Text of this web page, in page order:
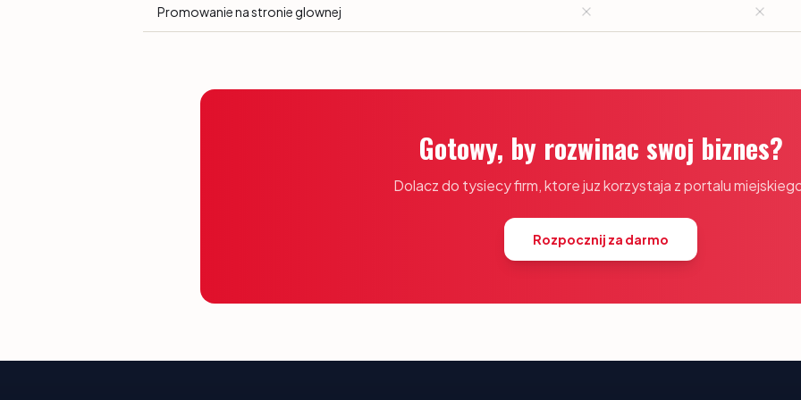
Promowanie na stronie glownej
Gotowy, by rozwinac swoj biznes?
Dolacz do tysiecy firm, ktore juz korzystaja z portalu
Rozpocznij za darmo